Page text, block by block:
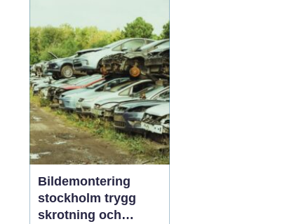
väglag blir service ännu
viktigar...
Bildemontering
stockholm trygg
skrotning och